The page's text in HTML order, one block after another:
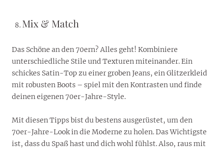
Mix & Match
Das Schöne an den 70ern? Alles geht! Kombiniere
unterschiedliche Stile und Texturen miteinander. Ein
schickes Satin-Top zu einer groben Jeans, ein Glitzerkleid
mit robusten Boots – spiel mit den Kontrasten und finde
deinen eigenen 70er-Jahre-Style.
Mit diesen Tipps bist du bestens ausgerüstet, um den
70er-Jahre-Look in die Moderne zu holen. Das Wichtigste
ist, dass du Spaß hast und dich wohl fühlst. Also, raus mit